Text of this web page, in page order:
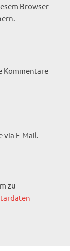
Browser
Kommentare
via E-Mail.
zu